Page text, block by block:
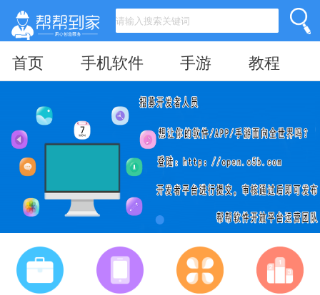
首页 手机软件 手游 教程